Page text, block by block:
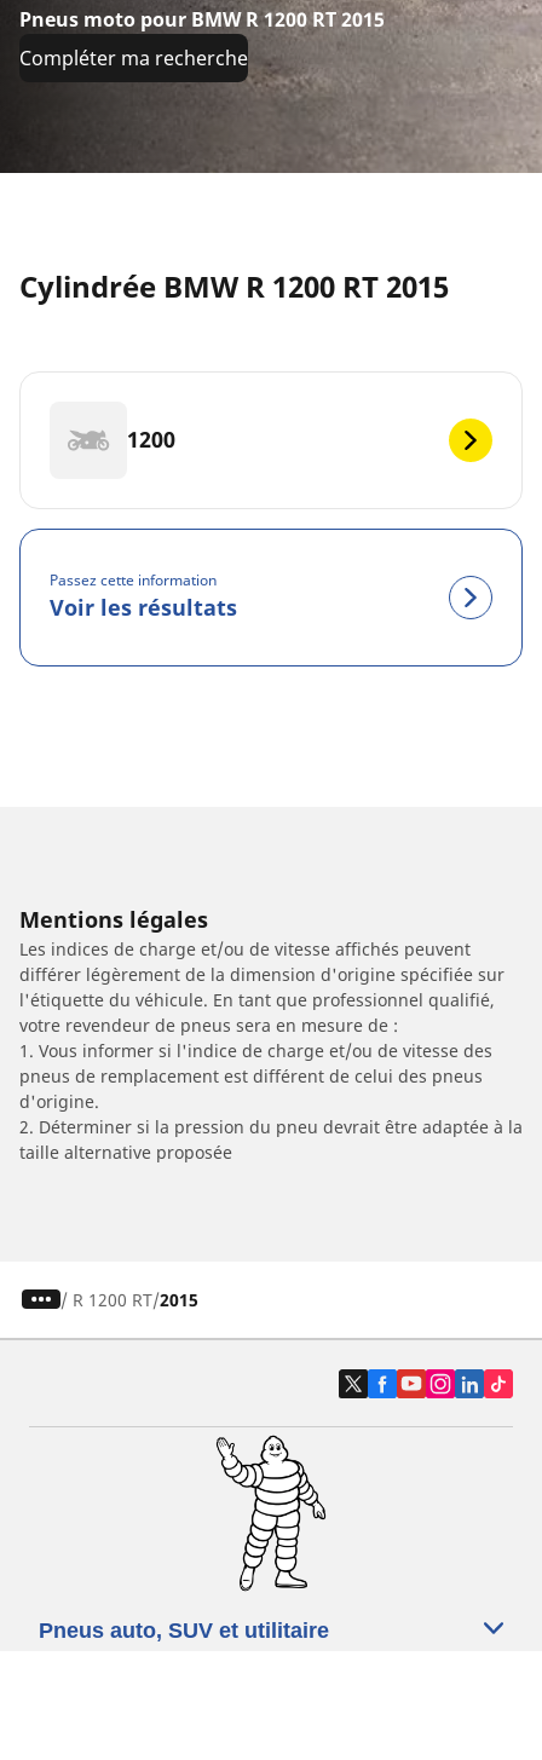
Pneus moto pour BMW R 1200 RT 2015
Compléter ma recherche
Cylindrée BMW R 1200 RT 2015
1200
Passez cette information
Voir les résultats
Mentions légales
Les indices de charge et/ou de vitesse affichés peuvent
différer légèrement de la dimension d'origine spécifiée sur
l'étiquette du véhicule. En tant que professionnel qualifié,
votre revendeur de pneus sera en mesure de :
1. Vous informer si l'indice de charge et/ou de vitesse des
pneus de remplacement est différent de celui des pneus
d'origine.
2. Déterminer si la pression du pneu devrait être adaptée à la
taille alternative proposée
/ R 1200 RT 2015
Pneus auto, SUV et utilitaire